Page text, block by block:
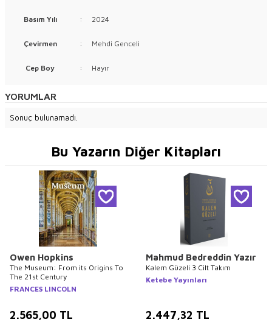
Basım Yılı : 2024
Çevirmen : Mehdi Genceli
Cep Boy : Hayır
YORUMLAR
Sonuç bulunamadı.
Bu Yazarın Diğer Kitapları
Owen Hopkins
The Museum: From its Origins To
The 21st Century
FRANCES LINCOLN
2.565,00 TL
Mahmud Bedreddin Yazır
Kalem Güzeli 3 Cilt Takım
Ketebe Yayınları
2.447,32 TL